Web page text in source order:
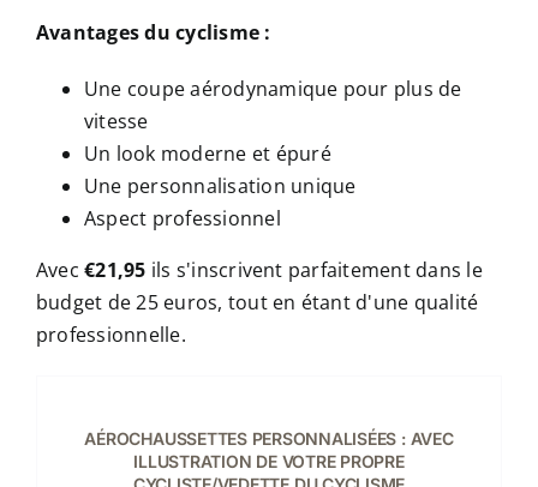
Avantages du cyclisme :
Une coupe aérodynamique pour plus de
vitesse
Un look moderne et épuré
Une personnalisation unique
Aspect professionnel
Avec€21,95 ils s'inscrivent parfaitement dans le
budget de 25 euros, tout en étant d'une qualité
professionnelle.
CHOIX
PRODUIT
DÉTAILS
AÉROCHAUSSETTES PERSONNALISÉES : AVEC
ILLUSTRATION DE VOTRE PROPRE